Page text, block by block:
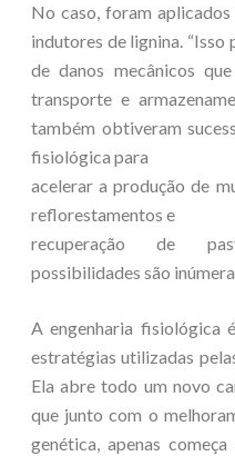
No caso, foram
indutores de lignina.
de danos mecânicos
transporte e
também obtiveram
fisiológica para
acelerar a produção de
reflorestamentos e
recuperação de
possibilidades são
A engenharia fisiológica
estratégias utilizadas
Ela abre todo um novo
que junto com o
genética, apenas